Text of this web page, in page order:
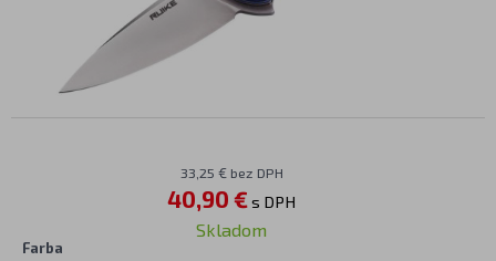
33,25 € bez DPH
40,90 €s DPH
Skladom
Farba